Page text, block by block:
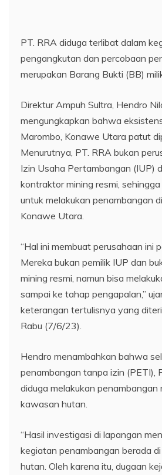
PT. RRA diduga terlibat dalam
pengangkutan dan percobaan
merupakan Barang Bukti (BB)
Direktur Ampuh Sultra, Hendro
mengungkapkan bahwa
Marombo, Konawe Utara patut
Menurutnya, PT. RRA bukan
Izin Usaha Pertambangan (IUP)
kontraktor mining resmi,
untuk melakukan penambangan
Konawe Utara.
“Hal ini membuat perusahaan ini
Mereka bukan pemilik IUP dan
mining resmi, namun bisa
sampai ke tahap pengapalan,”
keterangan tertulisnya yang
Rabu (7/6/23).
Hendro menambahkan bahwa
penambangan tanpa izin (PETI),
diduga melakukan penambangan
kawasan hutan.
“Hasil investigasi di lapangan
kegiatan penambangan berada
hutan. Oleh karena itu, dugaan